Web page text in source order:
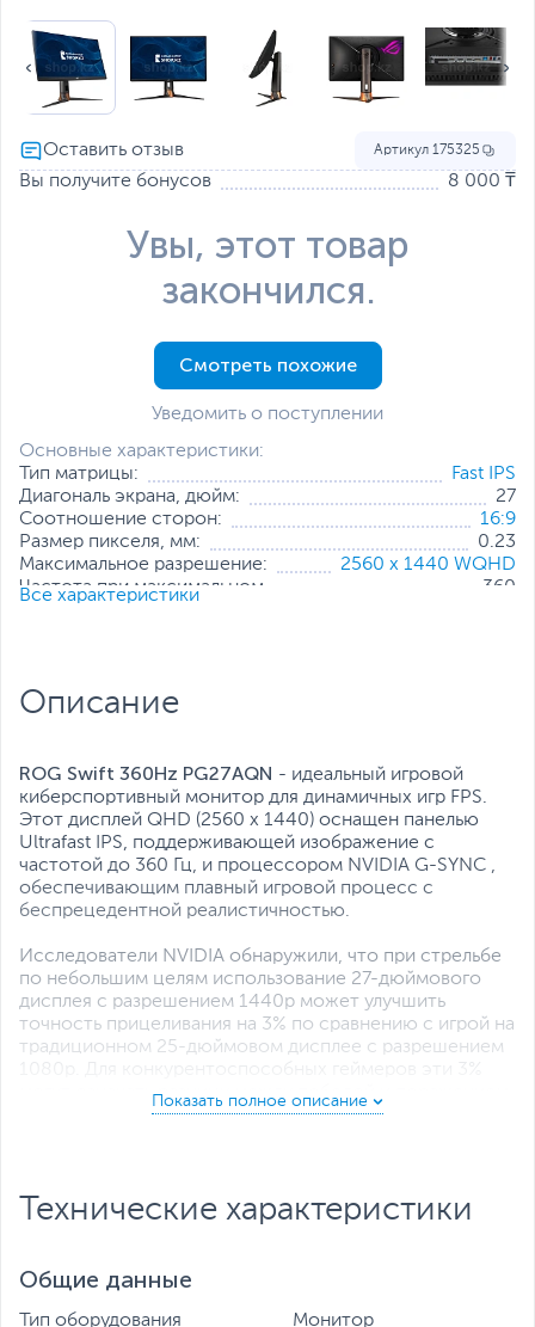
Основные характеристики:
Тип матрицы:
Fast IPS
Диагональ экрана, дюйм:
27
Соотношение сторон:
16:9
Размер пикселя, мм:
0.23
Максимальное разрешение:
2560 x 1440 WQHD
Частота при максимальном
360
Интерфейс подключения:
Все характеристики
Артикул 175325
Вы получите бонусов 8 000 ₸
Увы, этот товар
закончился.
Смотреть похожие
Уведомить о поступлении
Описание
ROG Swift 360Hz PG27AQN - идеальный игровой
киберспортивный монитор для динамичных игр FPS.
Этот дисплей QHD (2560 x 1440) оснащен панелью
Ultrafast IPS, поддерживающей изображение с
частотой до 360 Гц, и процессором NVIDIA G-SYNC ,
обеспечивающим плавный игровой процесс с
беспрецедентной реалистичностью.
Исследователи NVIDIA обнаружили, что при стрельбе
по небольшим целям использование 27-дюймового
дисплея с разрешением 1440p может улучшить
точность прицеливания на 3% по сравнению с игрой на
традиционном 25-дюймовом дисплее с разрешением
могут означать разницу между победой и поражением.
Технические характеристики
Общие данные
Тип оборудования Монитор